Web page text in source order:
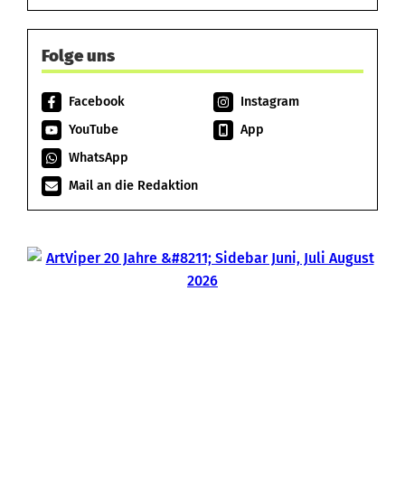
Folge uns
Facebook
Instagram
YouTube
App
WhatsApp
Mail an die Redaktion